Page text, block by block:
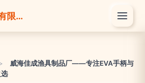
上海宣硕淇商贸有限公司
威海佳成渔具制品厂——专注EVA手柄与